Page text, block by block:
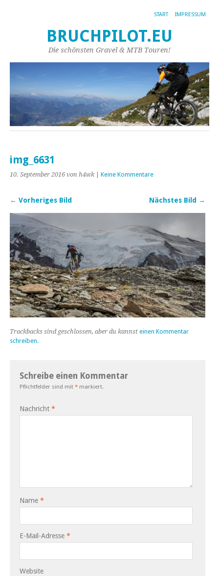
START IMPRESSUM
BRUCHPILOT.EU
Die schönsten Gravel & MTB Touren!
img_6631
10. September 2016 von h4wk| Keine Kommentare
← Vorheriges Bild Nächstes Bild →
Trackbacks sind geschlossen, aber du kannst einen Kommentar
schreiben.
Schreibe einen Kommentar
Pflichtfelder sind mit * markiert.
Nachricht *
Name *
E-Mail-Adresse *
Website